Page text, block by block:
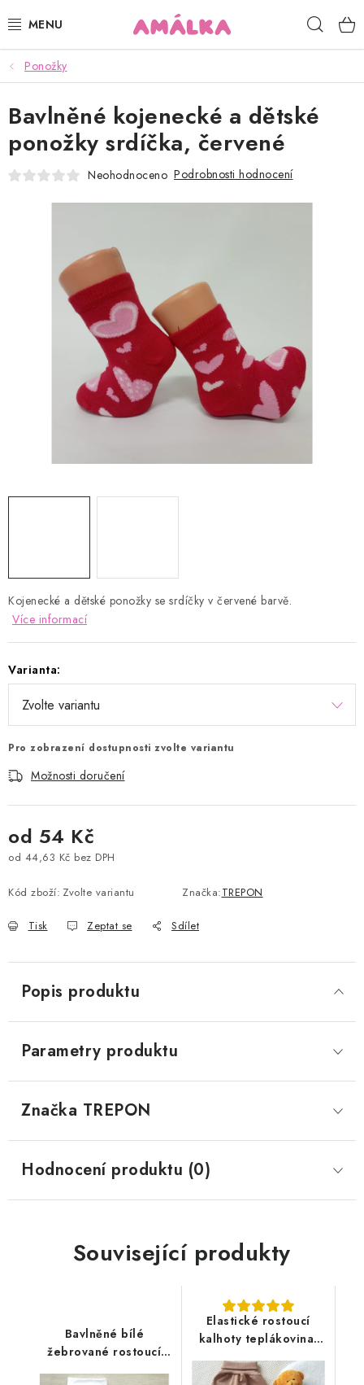
na
KOJENECKÉ, DĚTSKÉ OBLEČENÍ
ČEPICE, RUKAVICE, NÁKRČNÍKY
OSUŠKY, BRYNDÁKY, DEKY, DOPLŇKY
KONTAKTY
HODNOCENÍ OBCHODU
Proč AMÁLKA?
Doprava a platba
Tabulka velikostí
Postup pro vrácení a výměnu
Obchodní podmínky
Ponožky
Kojenecké a dětské ponožky se srdíčky v červené barvě.
Více informací
Varianta:
Pro zobrazení dostupnosti zvolte variantu
Možnosti doručení
od 54 Kč
od 44,63 Kč bez DPH
Kód zboží: Zvolte variantu Značka:TREPON
Tisk Zeptat se Sdílet
Bavlněné kojenecké a dětské
ponožky srdíčka, červené
Neohodnoceno Podrobnosti hodnocení
Popis produktu
Parametry produktu
Značka TREPON
Hodnocení produktu (0)
Související produkty
Bavlněné bílé
žebrované rostoucí
kalhoty, sanitka
Elastické rostoucí
kalhoty teplákovina,
hnědé